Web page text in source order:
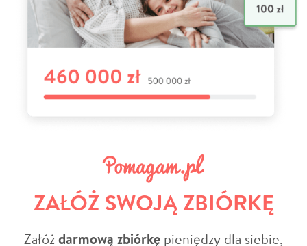
ZAŁÓŻ SWOJĄ ZBIÓRKĘ
Załóżdarmową zbiórkę pieniędzy dla siebie,